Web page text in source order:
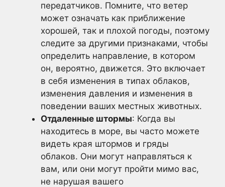
передатчиков. Помните, что ветер
может означать как приближение
хорошей, так и плохой погоды, поэтому
следите за другими признаками, чтобы
определить направление, в котором
он, вероятно, движется. Это включает
в себя изменения в типах облаков,
изменения давления и изменения в
поведении ваших местных животных.
Отдаленные штормы: Когда вы
находитесь в море, вы часто можете
видеть края штормов и гряды
облаков. Они могут направляться к
вам, или они могут пройти мимо вас,
не нарушая вашего